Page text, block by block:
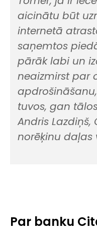
aicinātu būt
internetā
saņemtos
pārāk labi un
neaizmirst par
tuvos, gan
Andris Lazdiņš,
norēķinu daļas
Par banku